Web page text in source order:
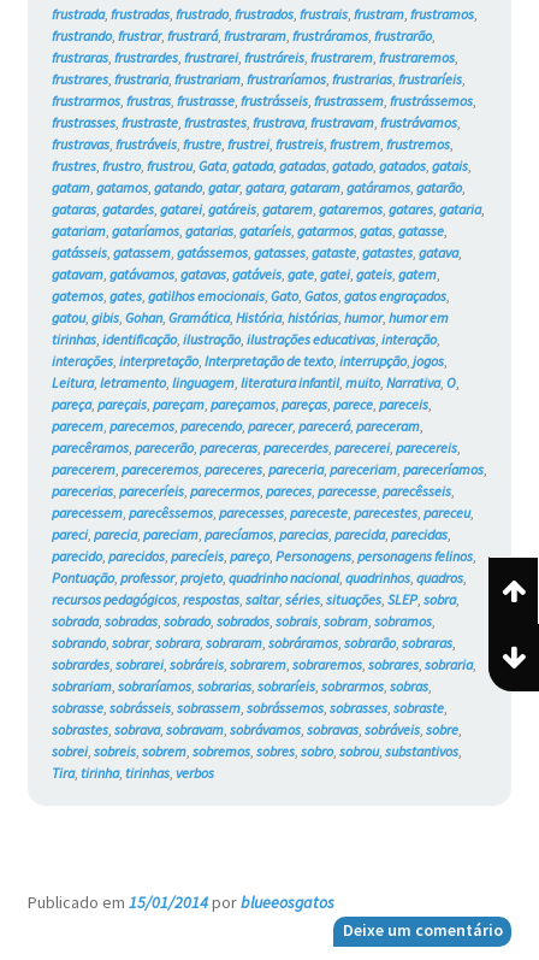
frustrada, frustradas, frustrado, frustrados, frustrais, frustram, frustramos,
frustrando, frustrar, frustrará, frustraram, frustráramos, frustrarão,
frustraras, frustrardes, frustrarei, frustráreis, frustrarem, frustraremos,
frustrares, frustraria, frustrariam, frustraríamos, frustrarias, frustraríeis,
frustrarmos, frustras, frustrasse, frustrásseis, frustrassem, frustrássemos,
frustrasses, frustraste, frustrastes, frustrava, frustravam, frustrávamos,
frustravas, frustráveis, frustre, frustrei, frustreis, frustrem, frustremos,
frustres, frustro, frustrou, Gata, gatada, gatadas, gatado, gatados, gatais,
gatam, gatamos, gatando, gatar, gatara, gataram, gatáramos, gatarão,
gataras, gatardes, gatarei, gatáreis, gatarem, gataremos, gatares, gataria,
gatariam, gataríamos, gatarias, gataríeis, gatarmos, gatas, gatasse,
gatásseis, gatassem, gatássemos, gatasses, gataste, gatastes, gatava,
gatavam, gatávamos, gatavas, gatáveis, gate, gatei, gateis, gatem,
gatemos, gates, gatilhos emocionais, Gato, Gatos, gatos engraçados,
gatou, gibis, Gohan, Gramática, História, histórias, humor, humor em
tirinhas, identificação, ilustração, ilustrações educativas, interação,
interações, interpretação, Interpretação de texto, interrupção, jogos,
Leitura, letramento, linguagem, literatura infantil, muito, Narrativa, O,
pareça, pareçais, pareçam, pareçamos, pareças, parece, pareceis,
parecem, parecemos, parecendo, parecer, parecerá, pareceram,
parecêramos, parecerão, pareceras, parecerdes, parecerei, parecereis,
parecerem, pareceremos, pareceres, pareceria, pareceriam, pareceríamos,
parecerias, pareceríeis, parecermos, pareces, parecesse, parecêsseis,
parecessem, parecêssemos, parecesses, pareceste, parecestes, pareceu,
pareci, parecia, pareciam, parecíamos, parecias, parecida, parecidas,
parecido, parecidos, parecíeis, pareço, Personagens, personagens felinos,
Pontuação, professor, projeto, quadrinho nacional, quadrinhos, quadros,
recursos pedagógicos, respostas, saltar, séries, situações, SLEP, sobra,
sobrada, sobradas, sobrado, sobrados, sobrais, sobram, sobramos,
sobrando, sobrar, sobrara, sobraram, sobráramos, sobrarão, sobraras,
sobrardes, sobrarei, sobráreis, sobrarem, sobraremos, sobrares, sobraria,
sobrariam, sobraríamos, sobrarias, sobraríeis, sobrarmos, sobras,
sobrasse, sobrásseis, sobrassem, sobrássemos, sobrasses, sobraste,
sobrastes, sobrava, sobravam, sobrávamos, sobravas, sobráveis, sobre,
sobrei, sobreis, sobrem, sobremos, sobres, sobro, sobrou, substantivos,
Tira, tirinha, tirinhas, verbos
Publicado em 15/01/2014porblueeosgatos
Deixe um comentário